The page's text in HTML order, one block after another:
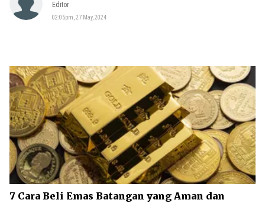
Editor
02:05pm, 27 May, 2024
7 Cara Beli Emas Batangan yang Aman dan